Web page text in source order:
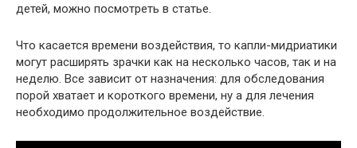
детей, можно посмотреть в статье.
Что касается времени воздействия, то капли-мидриатики
могут расширять зрачки как на несколько часов, так и на
неделю. Все зависит от назначения: для обследования
порой хватает и короткого времени, ну а для лечения
необходимо продолжительное воздействие.